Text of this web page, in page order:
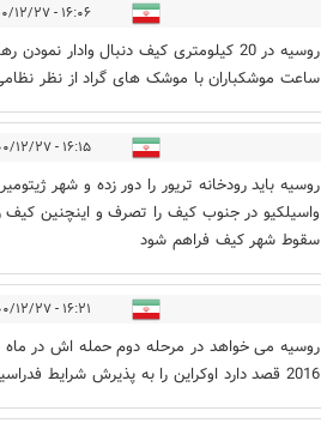
۱۶:۰۶ - ۱۴۰۰/۱۲/۲۷
ساعت موشکباران با موشک های گراد از نظر
۱۶:۱۵ - ۱۴۰۰/۱۲/۲۷
روسیه باید رودخانه تریور را دور زده و شهر
واسیلکیو در جنوب کیف را تصرف و اینچنین کیف
سقوط شهر کیف فراهم شود
۱۶:۲۱ - ۱۴۰۰/۱۲/۲۷
روسیه می خواهد در مرحله دوم حمله اش در
2016 قصد دارد اوکراین را به پذیرش شرایط فدراسیون وادار نماید